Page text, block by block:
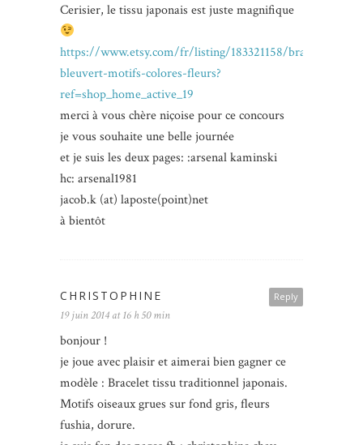
Cerisier, le tissu japonais est juste magnifique
https://www.etsy.com/fr/listing/183321158/bracelet-
bleuvert-motifs-colores-fleurs?
ref=shop_home_active_19
merci à vous chère niçoise pour ce concours
je vous souhaite une belle journée
et je suis les deux pages: :arsenal kaminski
hc: arsenal1981
jacob.k (at) laposte(point)net
à bientôt
Reply
CHRISTOPHINE
19 juin 2014 at 16 h 50 min
bonjour !
je joue avec plaisir et aimerai bien gagner ce
modèle : Bracelet tissu traditionnel japonais.
Motifs oiseaux grues sur fond gris, fleurs
fushia, dorure.